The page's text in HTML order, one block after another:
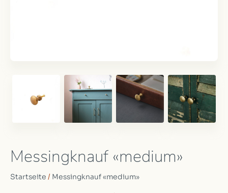
Messingknauf «medium»
Startseite / Messingknauf «medium»